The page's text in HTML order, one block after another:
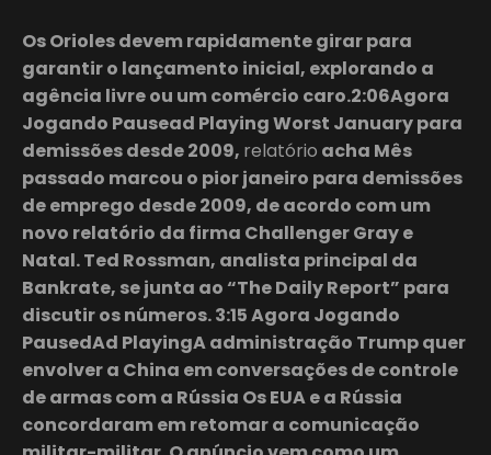
Os Orioles devem rapidamente girar para
garantir o lançamento inicial, explorando a
agência livre ou um comércio caro.2:06Agora
Jogando Pausead Playing Worst January para
demissões desde 2009, relatório acha Mês
passado marcou o pior janeiro para demissões
de emprego desde 2009, de acordo com um
novo relatório da firma Challenger Gray e
Natal. Ted Rossman, analista principal da
Bankrate, se junta ao “The Daily Report” para
discutir os números. 3:15 Agora Jogando
PausedAd PlayingA administração Trump quer
envolver a China em conversações de controle
de armas com a Rússia Os EUA e a Rússia
concordaram em retomar a comunicação